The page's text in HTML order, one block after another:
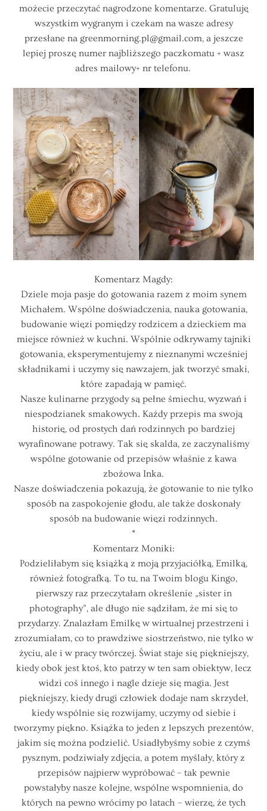
możecie przeczytać nagrodzone komentarze. Gratuluję
wszystkim wygranym i czekam na wasze adresy
przesłane na greenmorning.pl@gmail.com, a jeszcze
lepiej proszę numer najbliższego paczkomatu + wasz
adres mailowy+ nr telefonu.
Komentarz Magdy:
Dziele moja pasje do gotowania razem z moim synem
Michałem. Wspólne doświadczenia, nauka gotowania,
budowanie więzi pomiędzy rodzicem a dzieckiem ma
miejsce również w kuchni. Wspólnie odkrywamy tajniki
gotowania, eksperymentujemy z nieznanymi wcześniej
składnikami i uczymy się nawzajem, jak tworzyć smaki,
które zapadają w pamięć.
Nasze kulinarne przygody są pełne śmiechu, wyzwań i
niespodzianek smakowych. Każdy przepis ma swoją
historię, od prostych dań rodzinnych po bardziej
wyrafinowane potrawy. Tak się skalda, ze zaczynaliśmy
wspólne gotowanie od przepisów właśnie z kawa
zbożowa Inka.
Nasze doświadczenia pokazują, że gotowanie to nie tylko
sposób na zaspokojenie głodu, ale także doskonały
sposób na budowanie więzi rodzinnych.
*
Komentarz Moniki:
Podzieliłabym się książką z moją przyjaciółką, Emilką,
również fotografką. To tu, na Twoim blogu Kingo,
pierwszy raz przeczytałam określenie „sister in
photography”, ale długo nie sądziłam, że mi się to
przydarzy. Znalazłam Emilkę w wirtualnej przestrzeni i
zrozumiałam, co to prawdziwe siostrzeństwo, nie tylko w
życiu, ale i w pracy twórczej. Świat staje się piękniejszy,
kiedy obok jest ktoś, kto patrzy w ten sam obiektyw, lecz
widzi coś innego i nagle dzieje się magia. Jest
piękniejszy, kiedy drugi człowiek dodaje nam skrzydeł,
kiedy wspólnie się rozwijamy, uczymy od siebie i
tworzymy piękno. Książka to jeden z lepszych prezentów,
jakim się można podzielić. Usiadłybyśmy sobie z czymś
pysznym, podziwiały zdjęcia, a potem myślały, który z
przepisów najpierw wypróbować – tak pewnie
powstałyby nasze kolejne, wspólne wspomnienia, do
których na pewno wrócimy po latach – wierzę, że tych